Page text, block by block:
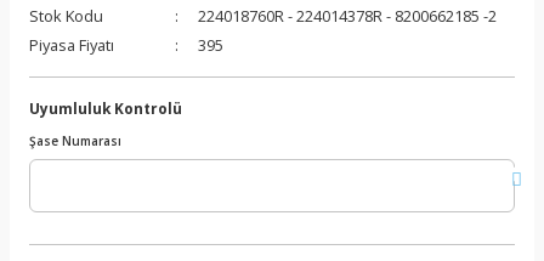
Stok Kodu
224018760R - 224014378R - 8200662185 -2
Piyasa Fiyatı
395
Uyumluluk Kontrolü
Şase Numarası